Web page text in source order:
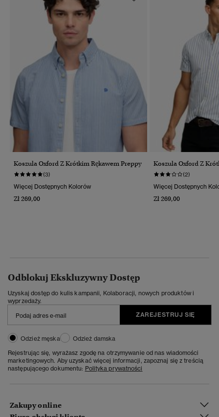
Koszula Oxford Z Krótkim Rękawem Preppy
(3)
Więcej Dostępnych Kolorów
Zł 269,00
Koszula Oxford Z
(2)
Więcej Dostępnych
Zł 269,00
Odblokuj Ekskluzywny Dostęp
Uzyskaj dostęp do kulis kampanii, Kolaboracji, nowych produktów i
wyprzedaży.
ZAREJESTRUJ SIĘ
Odzież męska
Odzież damska
Rejestrując się, wyrażasz zgodę na otrzymywanie od nas wiadomości
marketingowych. Aby uzyskać więcej informacji, zapoznaj się z treścią
następującego dokumentu: Polityka prywatności
Zakupy online